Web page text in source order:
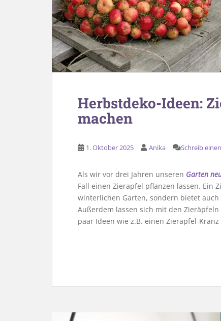
Herbstdeko-Ideen:
machen
1. Oktober 2025 Anika Schreib
Als wir vor drei Jahren unseren Garten
Fall einen Zierapfel pflanzen lassen. Ein
winterlichen Garten, sondern bietet
Außerdem lassen sich mit den
paar Ideen wie z.B. einen Zierapfel-